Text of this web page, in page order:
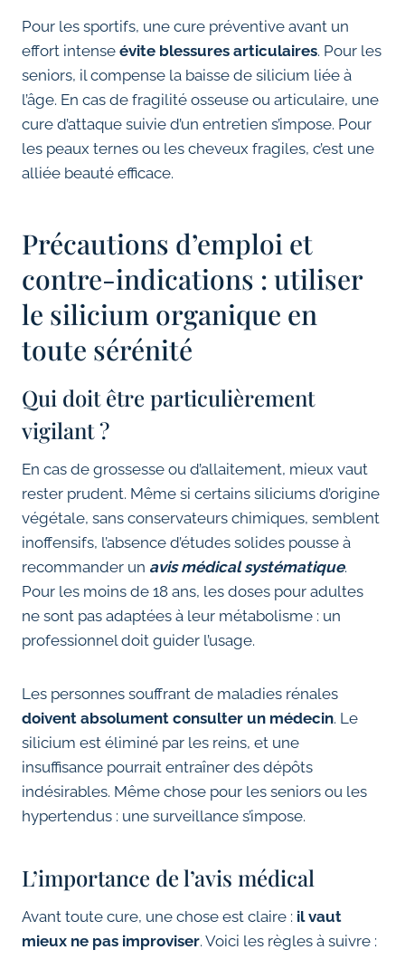
Pour les sportifs, une cure préventive avant un
effort intense évite blessures articulaires. Pour les
seniors, il compense la baisse de silicium liée à
l’âge. En cas de fragilité osseuse ou articulaire, une
cure d’attaque suivie d’un entretien s’impose. Pour
les peaux ternes ou les cheveux fragiles, c’est une
alliée beauté efficace.
Précautions d’emploi et
contre-indications : utiliser
le silicium organique en
toute sérénité
Qui doit être particulièrement
vigilant ?
En cas de grossesse ou d’allaitement, mieux vaut
rester prudent. Même si certains siliciums d’origine
végétale, sans conservateurs chimiques, semblent
inoffensifs, l’absence d’études solides pousse à
recommander un avis médical systématique.
Pour les moins de 18 ans, les doses pour adultes
ne sont pas adaptées à leur métabolisme : un
professionnel doit guider l’usage.
Les personnes souffrant de maladies rénales
doivent absolument consulter un médecin. Le
silicium est éliminé par les reins, et une
insuffisance pourrait entraîner des dépôts
indésirables. Même chose pour les seniors ou les
hypertendus : une surveillance s’impose.
L’importance de l’avis médical
Avant toute cure, une chose est claire : il vaut
mieux ne pas improviser. Voici les règles à suivre :